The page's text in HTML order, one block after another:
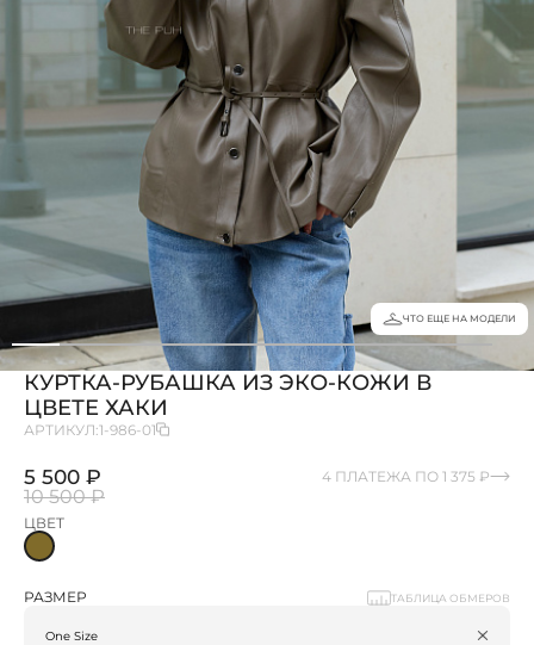
ЧТО ЕЩЕ НА МОДЕЛИ
КУРТКА-РУБАШКА ИЗ ЭКО-КОЖИ В
ЦВЕТЕ ХАКИ
АРТИКУЛ:1-986-01
5 500 ₽
10 500 ₽
4 ПЛАТЕЖА ПО 1 375 ₽
ЦВЕТ
РАЗМЕР ТАБЛИЦА ОБМЕРОВ